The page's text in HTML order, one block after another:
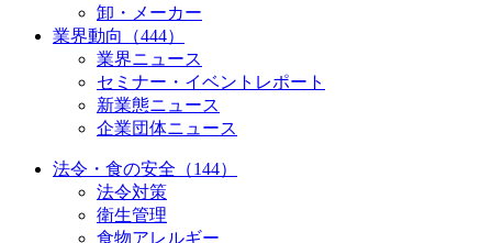
卸・メーカー
業界動向（444）
業界ニュース
セミナー・イベントレポート
新業態ニュース
企業団体ニュース
法令・食の安全（144）
法令対策
衛生管理
食物アレルギー